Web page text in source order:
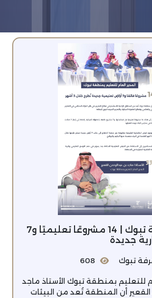
ديوانية غرفة تبوك | 14 مشروعًا تعليميًا و7
جديدة
تبوك 608
للتعليم بمنطقة تبوك الأستاذ ماجد
أن المنطقة تُعد من البيئات